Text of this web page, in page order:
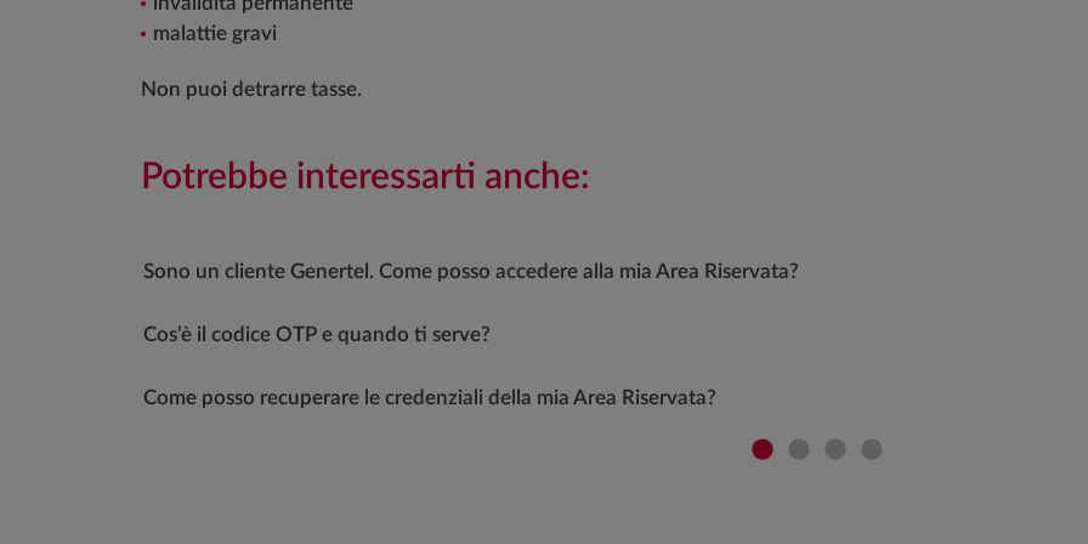
malattie gravi
Non puoi detrarre tasse.
Potrebbe interessarti anche:
Sono un cliente Genertel. Come posso accedere alla mia Area Riservata?
Cos’è il codice OTP e quando ti serve?
Come posso recuperare le credenziali della mia Area Riservata?